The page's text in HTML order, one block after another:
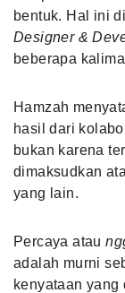
bentuk. Hal ini
Designer &
beberapa
Hamzah
hasil dari
bukan karena
dimaksudkan
yang lain.
Percaya atau
adalah murni
kenyataan yang